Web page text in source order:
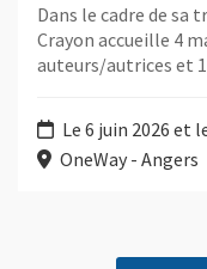
Dans le cadre de sa
Crayon accueille 4
auteurs/autrices et
Le 6 juin 2026 et
OneWay - Angers